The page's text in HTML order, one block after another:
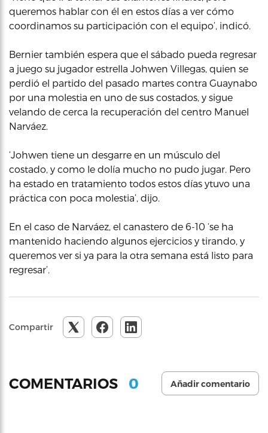
queremos hablar con él en estos días a ver cómo
coordinamos su participación con el equipo’, indicó.
Bernier también espera que el sábado pueda regresar
a juego su jugador estrella Johwen Villegas, quien se
perdió el partido del pasado martes contra Guaynabo
por una molestia en uno de sus costados, y sigue
velando de cerca la recuperación del centro Manuel
Narváez.
‘Johwen tiene un desgarre en un músculo del
costado, y como le dolía mucho no pudo jugar. Pero
ha estado en tratamiento todos estos días ytuvo una
práctica con poca molestia’, dijo.
En el caso de Narváez, el canastero de 6-10 ‘se ha
mantenido haciendo algunos ejercicios y tirando, y
queremos ver si ya para la otra semana está listo para
regresar’.
Compartir
COMENTARIOS 0 Añadir comentario